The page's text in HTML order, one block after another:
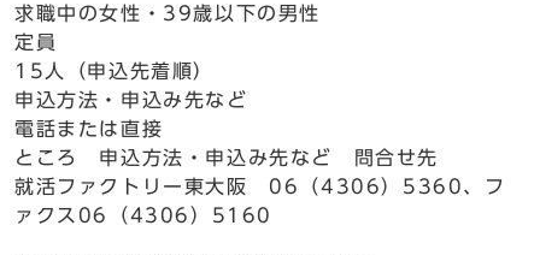
求職中の女性・39歳以下の男性
定員
15人（申込先着順）
申込方法・申込み先など
電話または直接
ところ 申込方法・申込み先など 問合せ先
就活ファクトリー東大阪 06（4306）5360、フ
ァクス06（4306）5160